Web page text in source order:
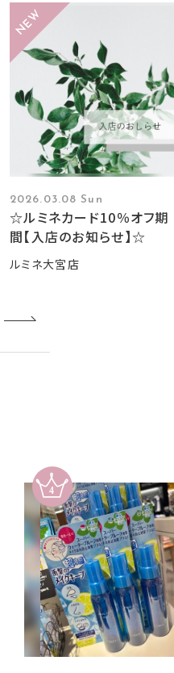
2026.03.08 Sun
☆ルミネカード10％オフ期
間【入店のお知らせ】☆
ルミネ大宮店